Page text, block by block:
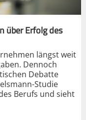
über Erfolg des
längst weit
Dennoch
Debatte
Studie
Berufs und sieht